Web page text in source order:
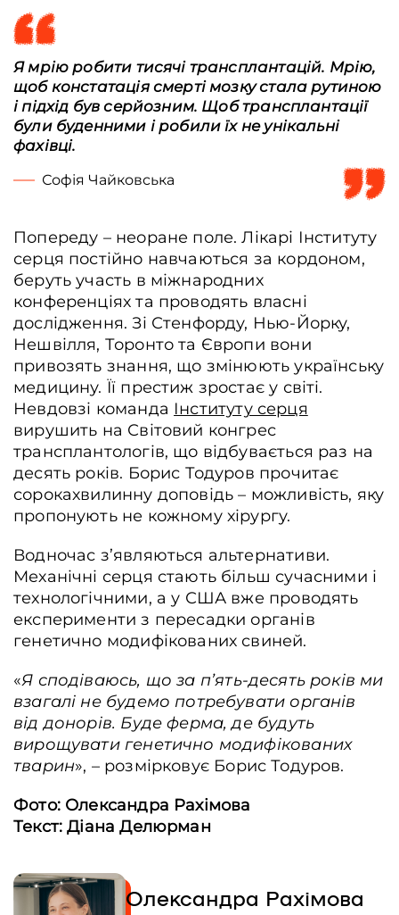
Операційна Інституту серця МОЗ України. На фото лікарі - трансплантологи
проводять імплантацію донорського серця. Позаду хірургів слідкує за
показниками апарату штучного кровообігу лікарка - анестезіологиня
Наталія Львовіна. Київ, Україна, 15 липня 2025 р. Олександра Рахімова /
Я мрію робити тисячі трансплантацій. Мрію,
щоб констатація смерті мозку стала рутиною
і підхід був серйозним. Щоб трансплантації
були буденними і робили їх не унікальні
фахівці.
Софія Чайковська
Попереду – неоране поле. Лікарі Інституту
серця постійно навчаються за кордоном,
беруть участь в міжнародних
конференціях та проводять власні
дослідження. Зі Стенфорду, Нью-Йорку,
Нешвілля, Торонто та Європи вони
привозять знання, що змінюють українську
медицину. Її престиж зростає у світі.
Невдовзі команда Інституту серця
вирушить на Світовий конгрес
трансплантологів, що відбувається раз на
десять років. Борис Тодуров прочитає
сорокахвилинну доповідь – можливість, яку
пропонують не кожному хірургу.
Водночас з’являються альтернативи.
Механічні серця стають більш сучасними і
технологічними, а у США вже проводять
експерименти з пересадки органів
генетично модифікованих свиней.
«Я сподіваюсь, що за п’ять-десять років ми
взагалі не будемо потребувати органів
від донорів. Буде ферма, де будуть
вирощувати генетично модифікованих
тварин», – розмірковує Борис Тодуров.
Фото: Олександра Рахімова
Текст: Діана Делюрман
Олександра Рахімова